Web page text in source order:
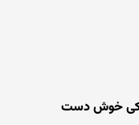
خوش دست